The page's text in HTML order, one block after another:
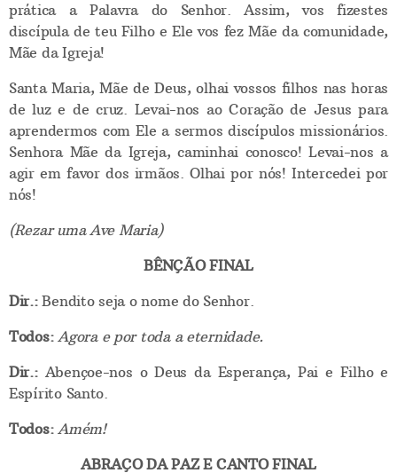
prática a Palavra do Senhor. Assim, vos fizestes
discípula de teu Filho e Ele vos fez Mãe da comunidade,
Mãe da Igreja!
Santa Maria, Mãe de Deus, olhai vossos filhos nas horas
de luz e de cruz. Levai-nos ao Coração de Jesus para
aprendermos com Ele a sermos discípulos missionários.
Senhora Mãe da Igreja, caminhai conosco! Levai-nos a
agir em favor dos irmãos. Olhai por nós! Intercedei por
nós!
(Rezar uma Ave Maria)
BÊNÇÃO FINAL
Dir.:Bendito seja o nome do Senhor.
Todos:Agora e por toda a eternidade.
Dir.: Abençoe-nos o Deus da Esperança, Pai e Filho e
Espírito Santo.
Todos: Amém!
ABRAÇO DA PAZ E CANTO FINAL